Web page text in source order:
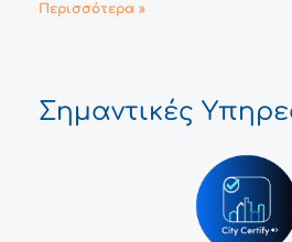
Περισσότερα »
Σημαντικές